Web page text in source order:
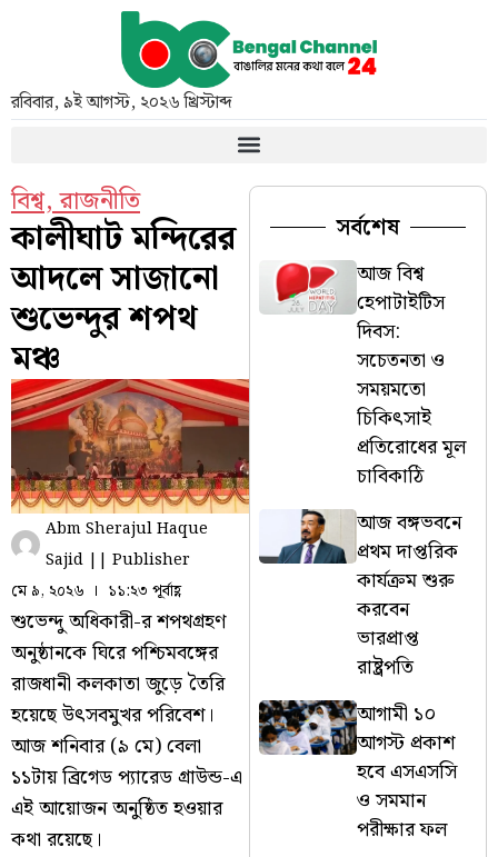
রবিবার,৯ই আগস্ট, ২০২৬ খ্রিস্টাব্দ
বিশ্ব,রাজনীতি
কালীঘাট মন্দিরের
আদলে সাজানো
শুভেন্দুর শপথ
মঞ্চ
Abm Sherajul Haque
Sajid || Publisher
মে ৯, ২০২৬
১১:২৩ পূর্বাহ্ণ
শুভেন্দু অধিকারী-র শপথগ্রহণ
অনুষ্ঠানকে ঘিরে পশ্চিমবঙ্গের
রাজধানী কলকাতা জুড়ে তৈরি
হয়েছে উৎসবমুখর পরিবেশ।
আজ শনিবার (৯ মে) বেলা
১১টায় ব্রিগেড প্যারেড গ্রাউন্ড-এ
এই আয়োজন অনুষ্ঠিত হওয়ার
কথা রয়েছে।
সর্বশেষ
আজ বিশ্ব
হেপাটাইটিস
দিবস:
সচেতনতা ও
সময়মতো
চিকিৎসাই
প্রতিরোধের মূল
চাবিকাঠি
আজ বঙ্গভবনে
প্রথম দাপ্তরিক
কার্যক্রম শুরু
করবেন
ভারপ্রাপ্ত
রাষ্ট্রপতি
আগামী ১০
আগস্ট প্রকাশ
হবে এসএসসি
ও সমমান
পরীক্ষার ফল